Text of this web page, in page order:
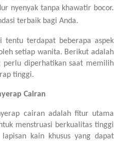
nyenyak tanpa khawatir bocor.
terbaik bagi Anda.
tentu terdapat beberapa aspek
setiap wanita. Berikut adalah
perlu diperhatikan saat memilih
tinggi.
Cairan
cairan adalah fitur utama
menstruasi berkualitas tinggi
kain khusus yang dapat